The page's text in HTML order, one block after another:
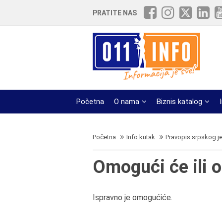
PRATITE NAS
Početna O nama Biznis katalog
Početna Info kutak Pravopis srpskog
Omogući će ili
Ispravno je omogućiće.